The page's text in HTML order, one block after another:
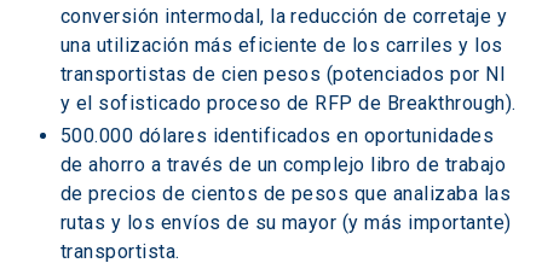
conversión intermodal, la reducción de corretaje y
una utilización más eficiente de los carriles y los
transportistas de cien pesos (potenciados por NI
y el sofisticado proceso de RFP de Breakthrough).
500.000 dólares identificados en oportunidades
de ahorro a través de un complejo libro de trabajo
de precios de cientos de pesos que analizaba las
rutas y los envíos de su mayor (y más importante)
transportista.